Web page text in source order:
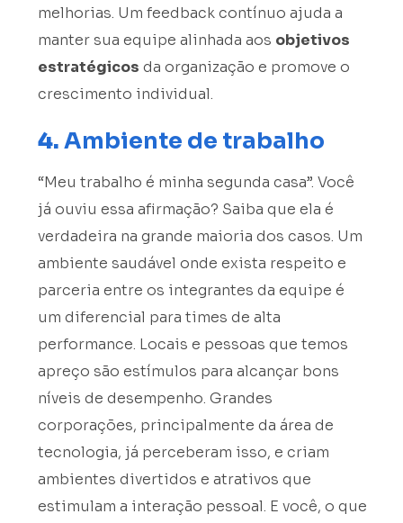
melhorias. Um feedback contínuo ajuda a
manter sua equipe alinhada aos objetivos
estratégicos da organização e promove o
crescimento individual.
4.Ambiente de trabalho
“Meu trabalho é minha segunda casa”. Você
já ouviu essa afirmação? Saiba que ela é
verdadeira na grande maioria dos casos. Um
ambiente saudável onde exista respeito e
parceria entre os integrantes da equipe é
um diferencial para times de alta
performance. Locais e pessoas que temos
apreço são estímulos para alcançar bons
níveis de desempenho. Grandes
corporações, principalmente da área de
tecnologia, já perceberam isso, e criam
ambientes divertidos e atrativos que
estimulam a interação pessoal. E você, o que